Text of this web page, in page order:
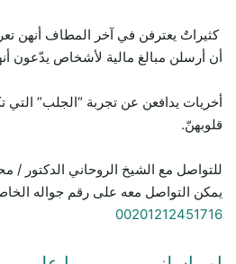
كثيراتٌ يعترفن في آخر المطاف أنهن
أن أرسلن مبالغ مالية لأشخاص يدّعون
أخريات يدافعن عن تجربة “الجلب” التي
قلوبهنّ.
للتواصل مع الشيخ الروحاني الدكتور /
يمكن التواصل معه على رقم جواله
00201212451716